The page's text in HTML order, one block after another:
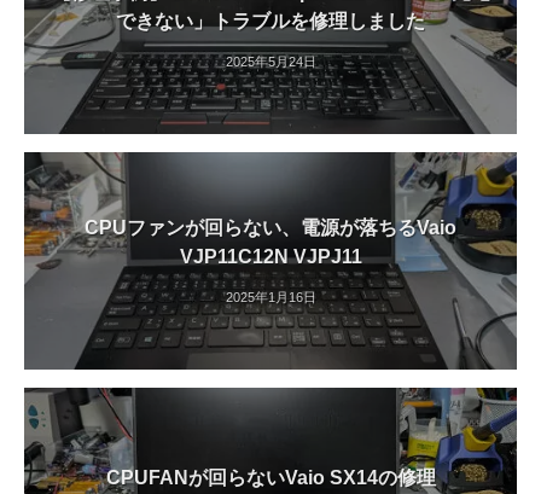
できない」トラブルを修理しました
2025年5月24日
CPUファンが回らない、電源が落ちるVaio
VJP11C12N VJPJ11
2025年1月16日
CPUFANが回らないVaio SX14の修理